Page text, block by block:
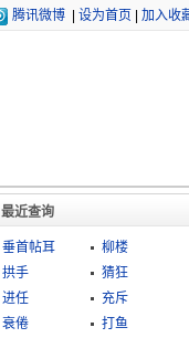
腾讯微博 设为首页 加入收
最近查询
垂首帖耳
柳楼
拱手
猜狂
进任
充斥
衰倦
打鱼